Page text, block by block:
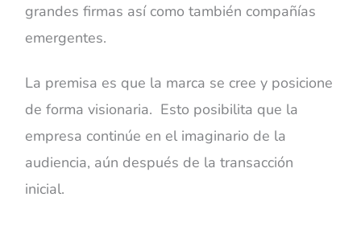
grandes firmas así como también compañías
emergentes.
La premisa es que la marca se cree y posicione
de forma visionaria. Esto posibilita que la
empresa continúe en el imaginario de la
audiencia, aún después de la transacción
inicial.